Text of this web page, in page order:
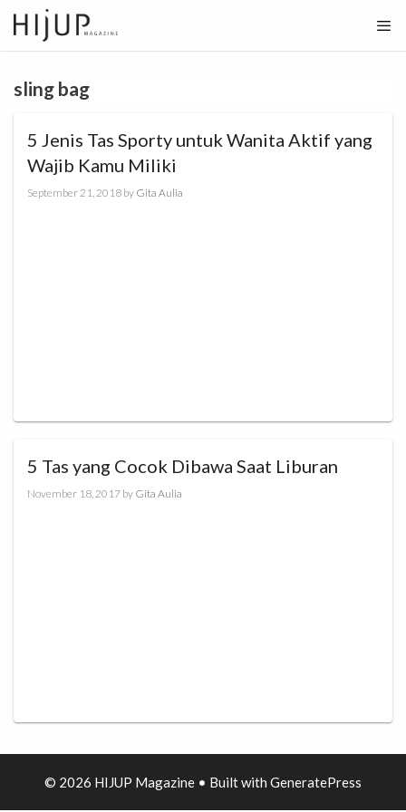
Skip
to
content
sling bag
5 Jenis Tas Sporty untuk Wanita Aktif yang
Wajib Kamu Miliki
September 21, 2018 by Gita Aulia
5 Tas yang Cocok Dibawa Saat Liburan
November 18, 2017 by Gita Aulia
© 2026 HIJUP Magazine • Built with GeneratePress